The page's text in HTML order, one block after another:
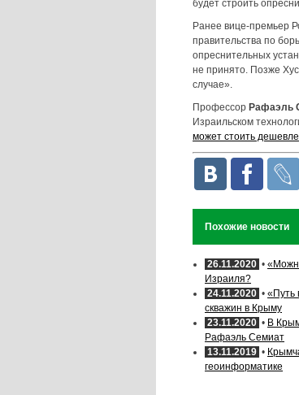
будет строить
Ранее вице-премьер
правительства по
опреснительных
не принято. Позже
случае».
Профессор Рафаэль
Израильском
может стоить дешевле
Похожие новости
26.11.2020 •
Израиля?
24.11.2020 • «Путь
скважин в Крыму
23.11.2020 • В
Рафаэль Семиат
13.11.2019 •
геоинформатике